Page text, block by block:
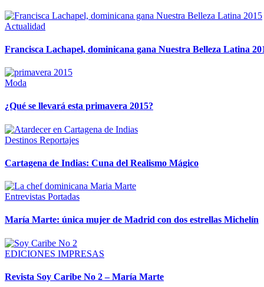
Actualidad
Francisca Lachapel, dominicana gana Nuestra Belleza Latina
Moda
¿Qué se llevará esta primavera 2015?
Destinos Reportajes
Cartagena de Indias: Cuna del Realismo Mágico
Entrevistas Portadas
María Marte: única mujer de Madrid con dos estrellas Michelín
EDICIONES IMPRESAS
Revista Soy Caribe No 2 – María Marte